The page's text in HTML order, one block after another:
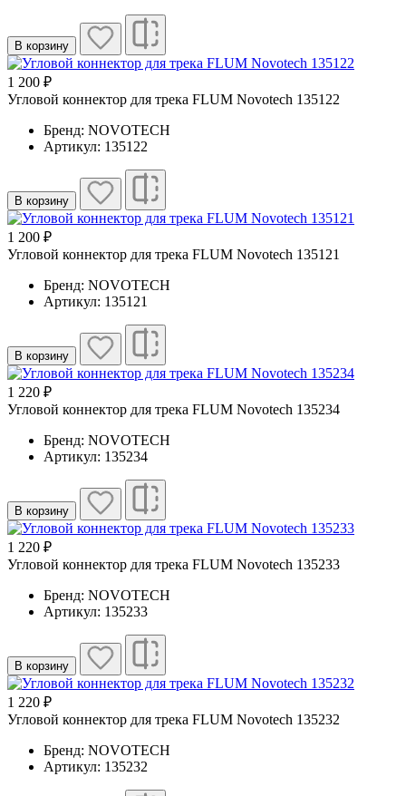
В корзину
1 200 ₽
Угловой коннектор для трека FLUM Novotech 135122
Бренд: NOVOTECH
Артикул: 135122
В корзину
1 200 ₽
Угловой коннектор для трека FLUM Novotech 135121
Бренд: NOVOTECH
Артикул: 135121
В корзину
1 220 ₽
Угловой коннектор для трека FLUM Novotech 135234
Бренд: NOVOTECH
Артикул: 135234
В корзину
1 220 ₽
Угловой коннектор для трека FLUM Novotech 135233
Бренд: NOVOTECH
Артикул: 135233
В корзину
1 220 ₽
Угловой коннектор для трека FLUM Novotech 135232
Бренд: NOVOTECH
Артикул: 135232